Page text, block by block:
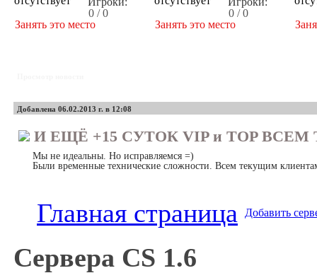
0 / 0
Занять это место
0 / 0
Занять это место
Добавлена 06.02.2013 г. в 12:08
И ЕЩЁ +15 СУТОК VIP и TOP
Мы не идеальны. Но исправляемся =)
Были временные технические сложности. Всем текущим
Главная страница Добавить
Сервера CS 1.6